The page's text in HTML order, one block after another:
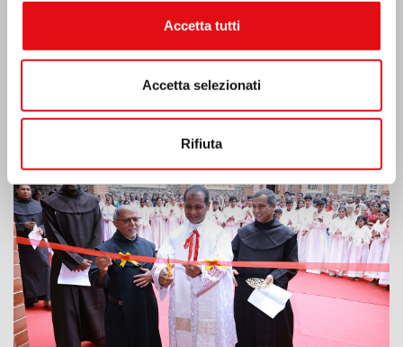
Accetta tutti
Accetta selezionati
Rifiuta
India: Benedizione e inaugurazione del
“Lumen Carmeli”